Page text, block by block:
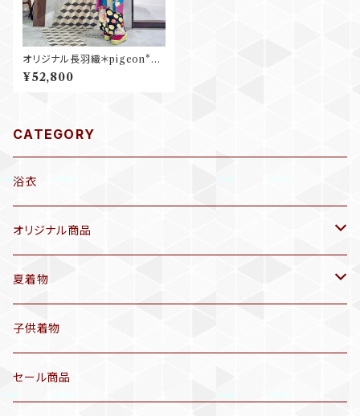
オリジナル長羽織＊pigeon*ne
o ピジョンネオ
¥52,800
CATEGORY
浴衣
オリジナル商品
袷着物(10〜5月頃)
セオα 着物(5〜9月頃)
三分紐
夏着物
アンティーク着物
リサイクル着物
子供着物
セール商品